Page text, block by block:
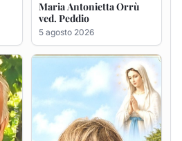
Maria Antonietta Orrù
ved. Peddio
5 agosto 2026